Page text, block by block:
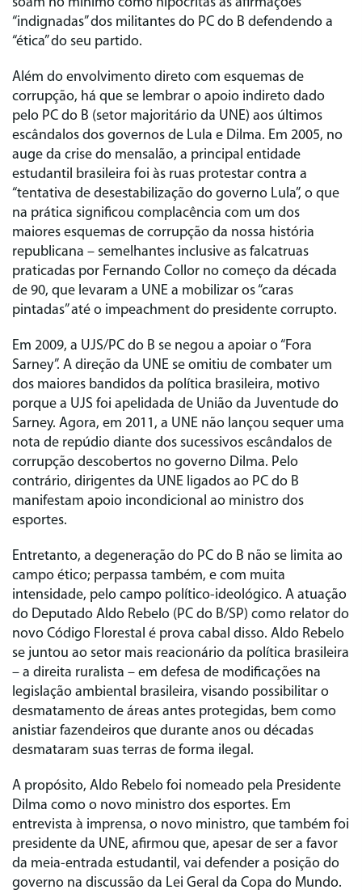
“indignadas” dos militantes do PC do B defendendo a
“ética” do seu partido.
Além do envolvimento direto com esquemas de
corrupção, há que se lembrar o apoio indireto dado
pelo PC do B (setor majoritário da UNE) aos últimos
escândalos dos governos de Lula e Dilma. Em 2005, no
auge da crise do mensalão, a principal entidade
estudantil brasileira foi às ruas protestar contra a
“tentativa de desestabilização do governo Lula”, o que
na prática significou complacência com um dos
maiores esquemas de corrupção da nossa história
republicana – semelhantes inclusive as falcatruas
praticadas por Fernando Collor no começo da década
de 90, que levaram a UNE a mobilizar os “caras
pintadas” até o impeachment do presidente corrupto.
Em 2009, a UJS/PC do B se negou a apoiar o “Fora
Sarney”. A direção da UNE se omitiu de combater um
dos maiores bandidos da política brasileira, motivo
porque a UJS foi apelidada de União da Juventude do
Sarney. Agora, em 2011, a UNE não lançou sequer uma
nota de repúdio diante dos sucessivos escândalos de
corrupção descobertos no governo Dilma. Pelo
contrário, dirigentes da UNE ligados ao PC do B
manifestam apoio incondicional ao ministro dos
esportes.
Entretanto, a degeneração do PC do B não se limita ao
campo ético; perpassa também, e com muita
intensidade, pelo campo político-ideológico. A atuação
do Deputado Aldo Rebelo (PC do B/SP) como relator do
novo Código Florestal é prova cabal disso. Aldo Rebelo
se juntou ao setor mais reacionário da política brasileira
– a direita ruralista – em defesa de modificações na
legislação ambiental brasileira, visando possibilitar o
desmatamento de áreas antes protegidas, bem como
anistiar fazendeiros que durante anos ou décadas
desmataram suas terras de forma ilegal.
A propósito, Aldo Rebelo foi nomeado pela Presidente
Dilma como o novo ministro dos esportes. Em
entrevista à imprensa, o novo ministro, que também foi
presidente da UNE, afirmou que, apesar de ser a favor
da meia-entrada estudantil, vai defender a posição do
governo na discussão da Lei Geral da Copa do Mundo.